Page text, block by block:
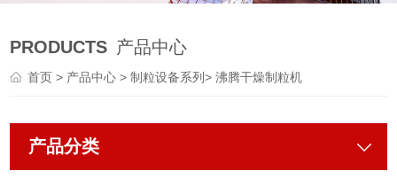
PRODUCTS 产品中心
首页> 产品中心>制粒设备系列>沸腾干燥制粒机
产品分类